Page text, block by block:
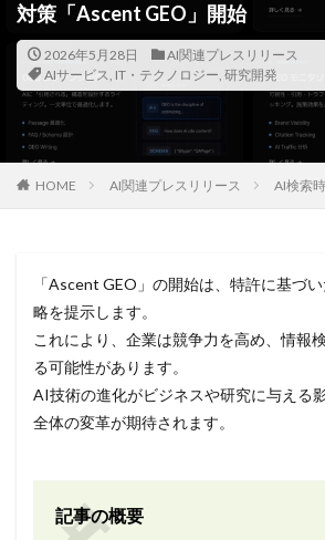
対策「Ascent GEO」開始
2026年5月28日
AI関連プレスリリース
AIサービス, IT・テクノロジー, 研究開発
HOME AI関連プレスリリース AI検索
「Ascent GEO」の開始は、特許に基づ
略を提示します。
これにより、企業は競争力を高め、情報
る可能性があります。
AI技術の進化がビジネスや研究に与える
全体の変革が期待されます。
記事の概要